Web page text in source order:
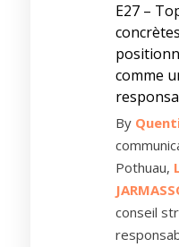
E27 –
comme
By
Pothuau,
conseil